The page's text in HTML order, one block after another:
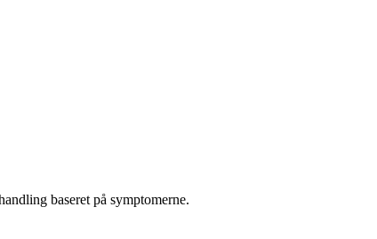
baseret på symptomerne.